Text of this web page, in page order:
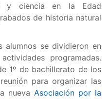
y ciencia en la Edad
de historia natural
alumnos se dividieron en
programadas.
1º de bachillerato de los
para organizar las
nueva Asociación por la